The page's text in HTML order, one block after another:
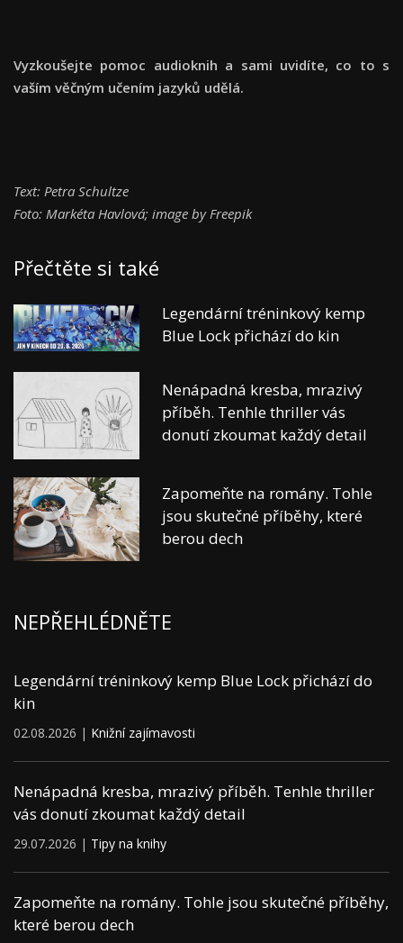
Vyzkoušejte pomoc audioknih a sami uvidíte, co to s
vaším věčným učením jazyků udělá.
Text: Petra Schultze
Foto: Markéta Havlová; image by Freepik
Přečtěte si také
Legendární tréninkový kemp
Blue Lock přichází do kin
Nenápadná kresba, mrazivý
příběh. Tenhle thriller vás
donutí zkoumat každý detail
Zapomeňte na romány. Tohle
jsou skutečné příběhy, které
berou dech
NEPŘEHLÉDNĚTE
Legendární tréninkový kemp Blue Lock přichází do
kin
02.08.2026 | Knižní zajímavosti
Nenápadná kresba, mrazivý příběh. Tenhle thriller
vás donutí zkoumat každý detail
29.07.2026 | Tipy na knihy
Zapomeňte na romány. Tohle jsou skutečné příběhy,
které berou dech